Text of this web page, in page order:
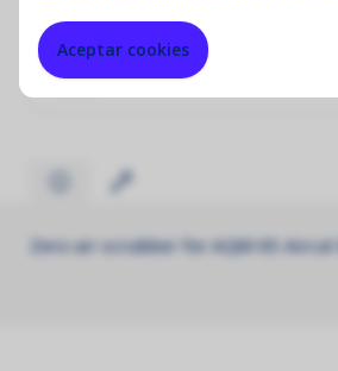
Aceptar cookies
Código de producto:
Merk:
Zero air scrubber for AQM 65